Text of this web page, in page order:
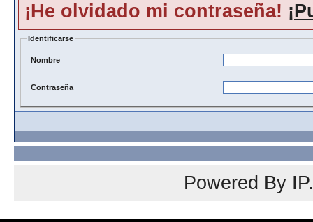
¡He olvidado mi contraseña!
Identificarse
Nombre
Contraseña
Powered By